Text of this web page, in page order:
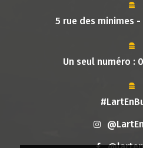
5 rue des minimes
Un seul numéro :